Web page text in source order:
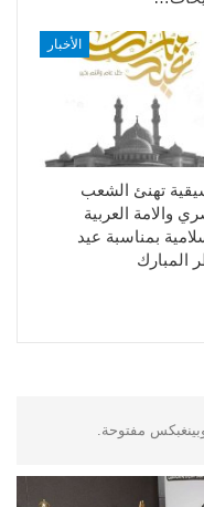
الأخبار
تهنئ الشعب
والامة العربية
بمناسبة عيد
المبارك
مفتوحة.